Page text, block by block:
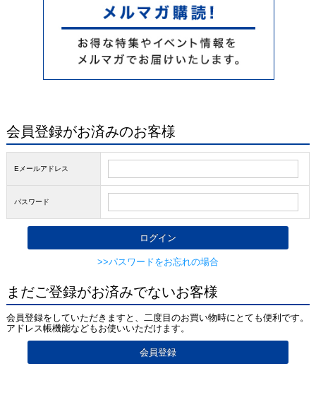
会員登録がお済みのお客様
Eメールアドレス
パスワード
>>パスワードをお忘れの場合
まだご登録がお済みでないお客様
会員登録をしていただきますと、二度目のお買い物時にとても便利です。
アドレス帳機能などもお使いいただけます。